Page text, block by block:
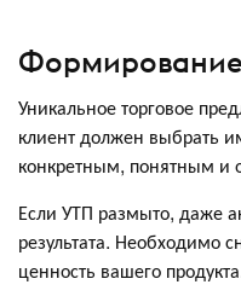
Уникальное торговое
клиент должен выбрать
конкретным, понятным и
Если УТП размыто, даже
результата. Необходимо
ценность вашего